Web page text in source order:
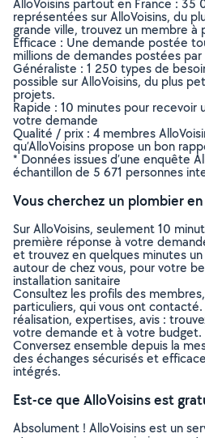
AlloVoisins partout en France : 35
représentées sur AlloVoisins, du
grande ville, trouvez un membre à
Efficace : Une demande postée
millions de demandes postées par
Généraliste : 1 250 types de
possible sur AlloVoisins, du plus
projets.
Rapide : 10 minutes pour recevoir
votre demande
Qualité / prix : 4 membres
qu’AlloVoisins propose un bon
* Données issues d’une enquête
échantillon de 5 671 personnes
Vous cherchez un plombier
Sur AlloVoisins, seulement 10
première réponse à votre
et trouvez en quelques minutes
autour de chez vous, pour votre
installation sanitaire
Consultez les profils des
particuliers, qui vous ont
réalisation, expertises, avis :
votre demande et à votre budget.
Conversez ensemble depuis la
des échanges sécurisés et
intégrés.
Est-ce que AlloVoisins est
Absolument ! AlloVoisins est un